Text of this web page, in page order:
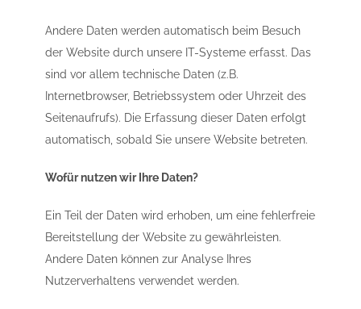
Andere Daten werden automatisch beim Besuch
der Website durch unsere IT-Systeme erfasst. Das
sind vor allem technische Daten (z.B.
Internetbrowser, Betriebssystem oder Uhrzeit des
Seitenaufrufs). Die Erfassung dieser Daten erfolgt
automatisch, sobald Sie unsere Website betreten.
Wofür nutzen wir Ihre Daten?
Ein Teil der Daten wird erhoben, um eine fehlerfreie
Bereitstellung der Website zu gewährleisten.
Andere Daten können zur Analyse Ihres
Nutzerverhaltens verwendet werden.